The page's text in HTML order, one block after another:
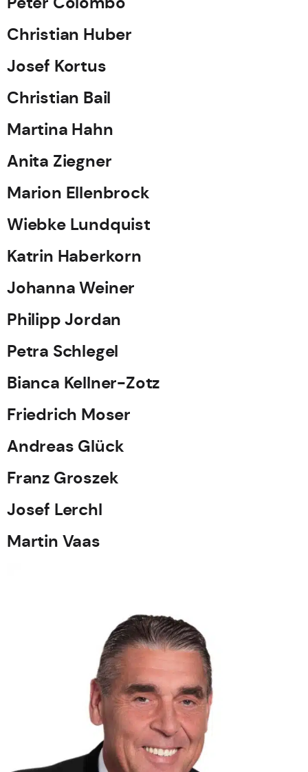
Christian Huber
Josef Kortus
Christian Bail
Martina Hahn
Anita Ziegner
Marion Ellenbrock
Wiebke Lundquist
Katrin Haberkorn
Johanna Weiner
Philipp Jordan
Petra Schlegel
Bianca Kellner-Zotz
Friedrich Moser
Andreas Glück
Franz Groszek
Josef Lerchl
Martin Vaas